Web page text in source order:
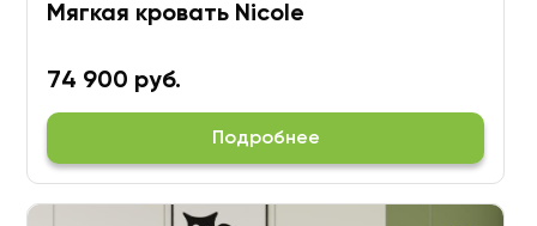
Мягкая кровать Nicole
74 900 руб.
Подробнее